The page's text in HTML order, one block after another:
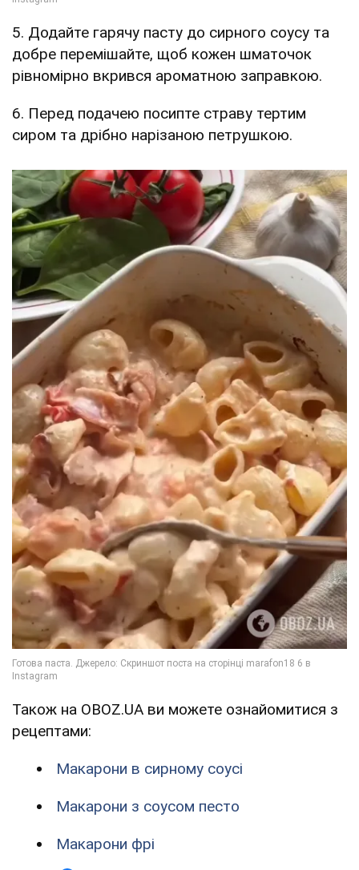
5. Додайте гарячу пасту до сирного соусу та
добре перемішайте, щоб кожен шматочок
рівномірно вкрився ароматною заправкою.
6. Перед подачею посипте страву тертим
сиром та дрібно нарізаною петрушкою.
Також на OBOZ.UA ви можете ознайомитися з
рецептами:
Макарони в сирному соусі
Макарони з соусом песто
Макарони фрі